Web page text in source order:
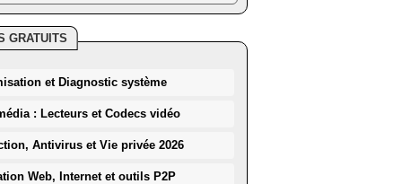
GRATUITS
et Diagnostic système
: Lecteurs et Codecs vidéo
Antivirus et Vie privée 2026
Web, Internet et outils P2P